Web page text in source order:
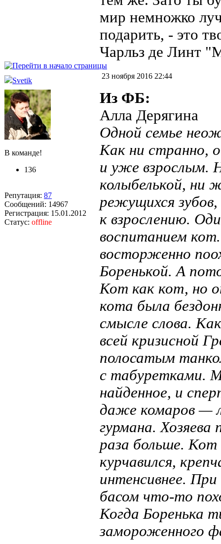
мир немножко
подарить, - это
Чарльз де Линт
Svetik
23 ноября 2016 22:44
В команде!
136
Репутация: 87
Сообщений: 14967
Регистрация: 15.01.2012
Статус: offline
Из ФБ:
Алла Дерягина
Одной семье
Как ни странно,
и уже взрослым.
колыбелькой, ни
режущихся
к взрослению.
воспитанием
восторженно
Боренькой. А
Кот как кот, но
кота была
смысле слова.
всей кризисной
полосатым
с табуретками.
найденное, и
даже комаров —
гурмана. Хозяева
раза больше. Кот
курчавился,
интенсивнее.
басом что-то
Когда Боренька
замороженного